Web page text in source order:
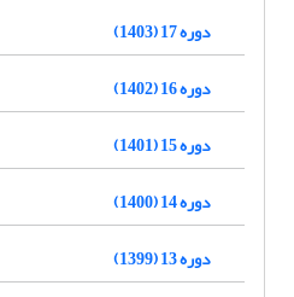
دوره 17 (1403)
دوره 16 (1402)
دوره 15 (1401)
دوره 14 (1400)
دوره 13 (1399)